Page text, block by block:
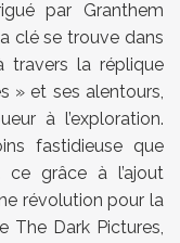
par Granthem
clé se trouve dans
travers la réplique
» et ses alentours,
à l’exploration.
fastidieuse que
ce grâce à l’ajout
révolution pour la
The Dark Pictures,